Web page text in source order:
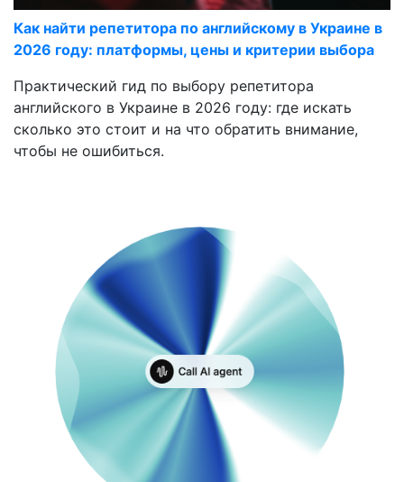
Как найти репетитора по английскому в Украине в
2026 году: платформы, цены и критерии выбора
Практический гид по выбору репетитора
английского в Украине в 2026 году: где искать
сколько это стоит и на что обратить внимание,
чтобы не ошибиться.